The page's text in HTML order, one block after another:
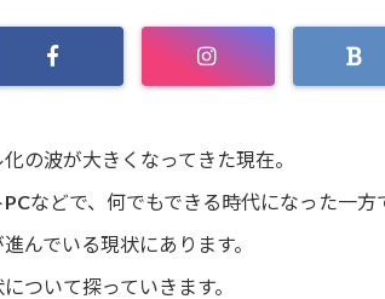
の波が大きくなってきた現在。
などで、何でもできる時代になった一方
んでいる現状にあります。
ついて探っていきます。